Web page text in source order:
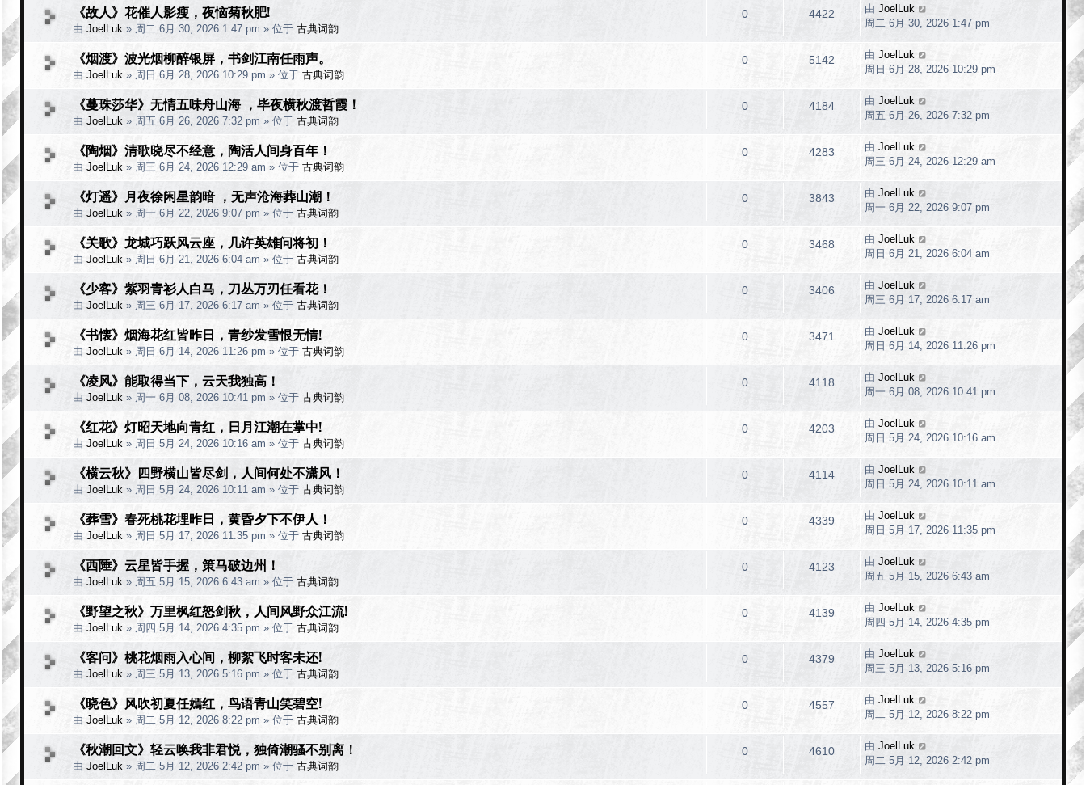
《故人》花催人影瘦，夜恼菊秋肥!
由 JoelLuk » 周二 6月 30, 2026 1:47 pm » 位于 古典词韵
0 4422 由 JoelLuk
周二 6月 30, 2026 1:47 pm
《烟渡》波光烟柳醉银屏，书剑江南任雨声。
由 JoelLuk » 周日 6月 28, 2026 10:29 pm » 位于 古典词韵
0 5142 由 JoelLuk
周日 6月 28, 2026 10:29 pm
《蔓珠莎华》无情五味舟山海 ，毕夜横秋渡哲霞！
由 JoelLuk » 周五 6月 26, 2026 7:32 pm » 位于 古典词韵
0 4184 由 JoelLuk
周五 6月 26, 2026 7:32 pm
《陶烟》清歌晓尽不经意，陶活人间身百年！
由 JoelLuk » 周三 6月 24, 2026 12:29 am » 位于 古典词韵
0 4283 由 JoelLuk
周三 6月 24, 2026 12:29 am
《灯遥》月夜徐闲星韵暗 ，无声沧海葬山潮！
由 JoelLuk » 周一 6月 22, 2026 9:07 pm » 位于 古典词韵
0 3843 由 JoelLuk
周一 6月 22, 2026 9:07 pm
《关歌》龙城巧跃风云座，几许英雄问将初！
由 JoelLuk » 周日 6月 21, 2026 6:04 am » 位于 古典词韵
0 3468 由 JoelLuk
周日 6月 21, 2026 6:04 am
《少客》紫羽青衫人白马，刀丛万刃任看花！
由 JoelLuk » 周三 6月 17, 2026 6:17 am » 位于 古典词韵
0 3406 由 JoelLuk
周三 6月 17, 2026 6:17 am
《书懐》烟海花红皆昨日，青纱发雪恨无情!
由 JoelLuk » 周日 6月 14, 2026 11:26 pm » 位于 古典词韵
0 3471 由 JoelLuk
周日 6月 14, 2026 11:26 pm
《凌风》能取得当下，云天我独高！
由 JoelLuk » 周一 6月 08, 2026 10:41 pm » 位于 古典词韵
0 4118 由 JoelLuk
周一 6月 08, 2026 10:41 pm
《红花》灯昭天地向青红，日月江潮在掌中!
由 JoelLuk » 周日 5月 24, 2026 10:16 am » 位于 古典词韵
0 4203 由 JoelLuk
周日 5月 24, 2026 10:16 am
《横云秋》四野横山皆尽剑，人间何处不潇风！
由 JoelLuk » 周日 5月 24, 2026 10:11 am » 位于 古典词韵
0 4114 由 JoelLuk
周日 5月 24, 2026 10:11 am
《葬雪》春死桃花埋昨日，黄昏夕下不伊人！
由 JoelLuk » 周日 5月 17, 2026 11:35 pm » 位于 古典词韵
0 4339 由 JoelLuk
周日 5月 17, 2026 11:35 pm
《西陲》云星皆手握，策马破边州！
由 JoelLuk » 周五 5月 15, 2026 6:43 am » 位于 古典词韵
0 4123 由 JoelLuk
周五 5月 15, 2026 6:43 am
《野望之秋》万里枫红怒剑秋，人间风野众江流!
由 JoelLuk » 周四 5月 14, 2026 4:35 pm » 位于 古典词韵
0 4139 由 JoelLuk
周四 5月 14, 2026 4:35 pm
《客问》桃花烟雨入心间，柳絮飞时客未还!
由 JoelLuk » 周三 5月 13, 2026 5:16 pm » 位于 古典词韵
0 4379 由 JoelLuk
周三 5月 13, 2026 5:16 pm
《晓色》风吹初夏任嫣红，鸟语青山笑碧空!
由 JoelLuk » 周二 5月 12, 2026 8:22 pm » 位于 古典词韵
0 4557 由 JoelLuk
周二 5月 12, 2026 8:22 pm
《秋潮回文》轻云唤我非君悦，独倚潮骚不别离！
由 JoelLuk » 周二 5月 12, 2026 2:42 pm » 位于 古典词韵
0 4610 由 JoelLuk
周二 5月 12, 2026 2:42 pm